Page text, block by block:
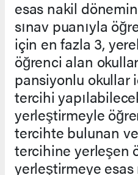
esas nakil
sınav puanıyla
için en fazla 3,
öğrenci alan
pansiyonlu okullar
tercihi
yerleştirmeyle
tercihte bulunan
tercihine yerleşen
yerleştirmeye